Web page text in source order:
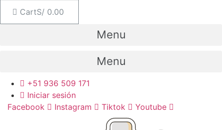
S/ 0.00
Cart
Menu
Menu
+51 936 509 171
Iniciar sesión
Facebook
Instagram Tiktok Youtube